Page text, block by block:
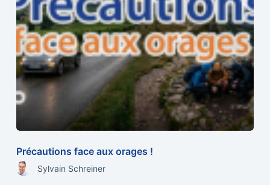
Précautions face aux orages !
Sylvain Schreiner